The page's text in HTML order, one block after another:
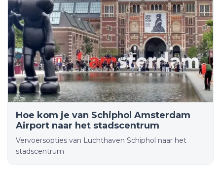
Hoe kom je van Schiphol Amsterdam
Airport naar het stadscentrum
Vervoersopties van Luchthaven Schiphol naar het
stadscentrum